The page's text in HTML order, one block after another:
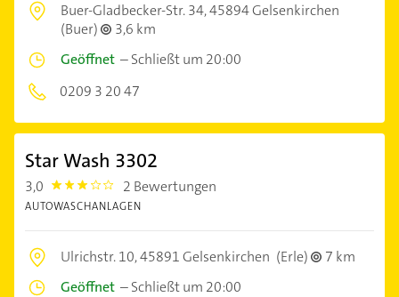
Buer-Gladbecker-Str. 34,45894 Gelsenkirchen
(Buer)
3,6 km
Geöffnet –Schließt um 20:00
0209 3 20 47
Star Wash 3302
3,0 3.0 2 Bewertungen
AUTOWASCHANLAGEN
Ulrichstr. 10,45891 Gelsenkirchen (Erle)
7 km
Geöffnet –Schließt um 20:00